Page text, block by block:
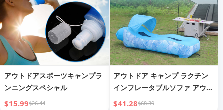
アウトドアスポーツキャンプラ
ンニングスペシャル
$15.99$26.44
アウトドア キャンプ ラクチン
インフレータブルソファ アウト
ドア インフレータブルベッド
$41.28$68.39